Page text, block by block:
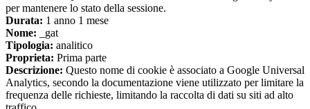
per mantenere lo stato della sessione.
Durata: 1 anno 1 mese
Nome: _gat
Tipologia: analitico
Proprieta: Prima parte
Descrizione: Questo nome di cookie è associato a Google Universal
Analytics, secondo la documentazione viene utilizzato per limitare la
frequenza delle richieste, limitando la raccolta di dati su siti ad alto